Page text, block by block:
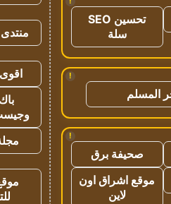
تحسين SEO
سلة
!
المسلم
!
صحيفة برق
موقع اشراق اون
لاين